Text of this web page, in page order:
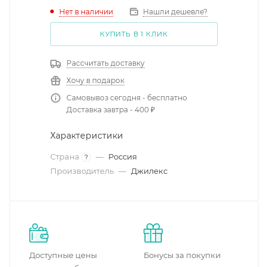
Нет в наличии Нашли дешевле?
КУПИТЬ В 1 КЛИК
Рассчитать доставку
Хочу в подарок
Самовывоз сегодня - бесплатно
Доставка завтра - 400 ₽
Характеристики
Страна ? — Россия
Производитель — Джилекс
Доступные цены
Бонусы за покупки